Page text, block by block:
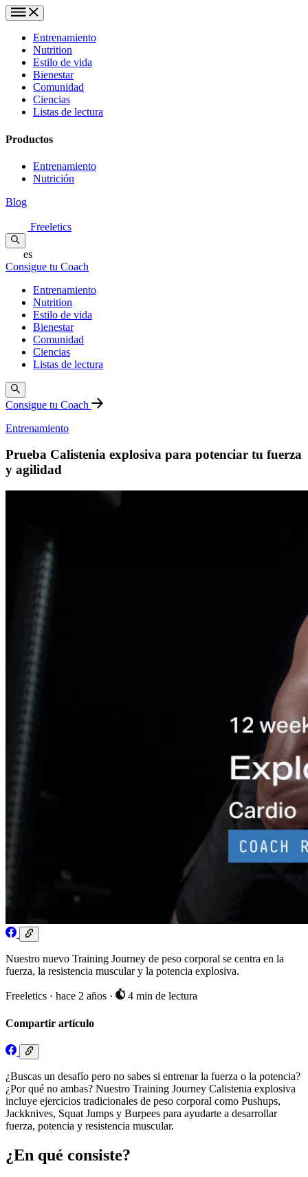
Entrenamiento
Nutrition
Estilo de vida
Bienestar
Comunidad
Ciencias
Listas de lectura
Productos
Entrenamiento
Nutrición
Blog
Freeletics
es
Consigue tu Coach
Entrenamiento
Nutrition
Estilo de vida
Bienestar
Comunidad
Ciencias
Listas de lectura
Consigue tu Coach
Entrenamiento
Prueba Calistenia explosiva para potenciar tu fuerza
y agilidad
Nuestro nuevo Training Journey de peso corporal se centra en la
fuerza, la resistencia muscular y la potencia explosiva.
Freeletics · hace 2 años · 4 min de lectura
Compartir artículo
¿Buscas un desafío pero no sabes si entrenar la fuerza o la potencia?
¿Por qué no ambas? Nuestro Training Journey Calistenia explosiva
incluye ejercicios tradicionales de peso corporal como Pushups,
Jackknives, Squat Jumps y Burpees para ayudarte a desarrollar
fuerza, potencia y resistencia muscular.
¿En qué consiste?